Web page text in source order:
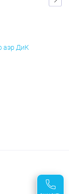
аэр ДиК